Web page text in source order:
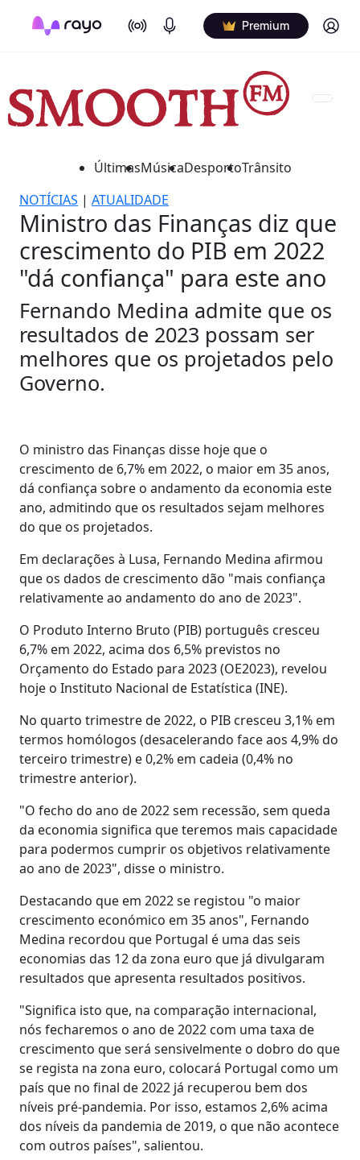
On Air Podcasts Premium Log in
ÚltimasMúsicaDesportoTrânsito
NOTÍCIAS | ATUALIDADE
Ministro das Finanças diz que
crescimento do PIB em 2022
"dá confiança" para este ano
Fernando Medina admite que os
resultados de 2023 possam ser
melhores que os projetados pelo
Governo.
O ministro das Finanças disse hoje que o
crescimento de 6,7% em 2022, o maior em 35 anos,
dá confiança sobre o andamento da economia este
ano, admitindo que os resultados sejam melhores
do que os projetados.
Em declarações à Lusa, Fernando Medina afirmou
que os dados de crescimento dão "mais confiança
relativamente ao andamento do ano de 2023".
O Produto Interno Bruto (PIB) português cresceu
6,7% em 2022, acima dos 6,5% previstos no
Orçamento do Estado para 2023 (OE2023), revelou
hoje o Instituto Nacional de Estatística (INE).
No quarto trimestre de 2022, o PIB cresceu 3,1% em
termos homólogos (desacelerando face aos 4,9% do
terceiro trimestre) e 0,2% em cadeia (0,4% no
trimestre anterior).
"O fecho do ano de 2022 sem recessão, sem queda
da economia significa que teremos mais capacidade
para podermos cumprir os objetivos relativamente
ao ano de 2023", disse o ministro.
Destacando que em 2022 se registou "o maior
crescimento económico em 35 anos", Fernando
Medina recordou que Portugal é uma das seis
economias das 12 da zona euro que já divulgaram
resultados que apresenta resultados positivos.
"Significa isto que, na comparação internacional,
nós fecharemos o ano de 2022 com uma taxa de
crescimento que será sensivelmente o dobro do que
se regista na zona euro, colocará Portugal como um
país que no final de 2022 já recuperou bem dos
níveis pré-pandemia. Por isso, estamos 2,6% acima
dos níveis da pandemia de 2019, o que não acontece
com outros países", salientou.